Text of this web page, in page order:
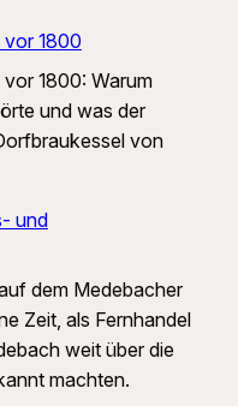
vor 1800
1800: Warum
und was der
von
und
dem Medebacher
Zeit, als Fernhandel
weit über die
machten.